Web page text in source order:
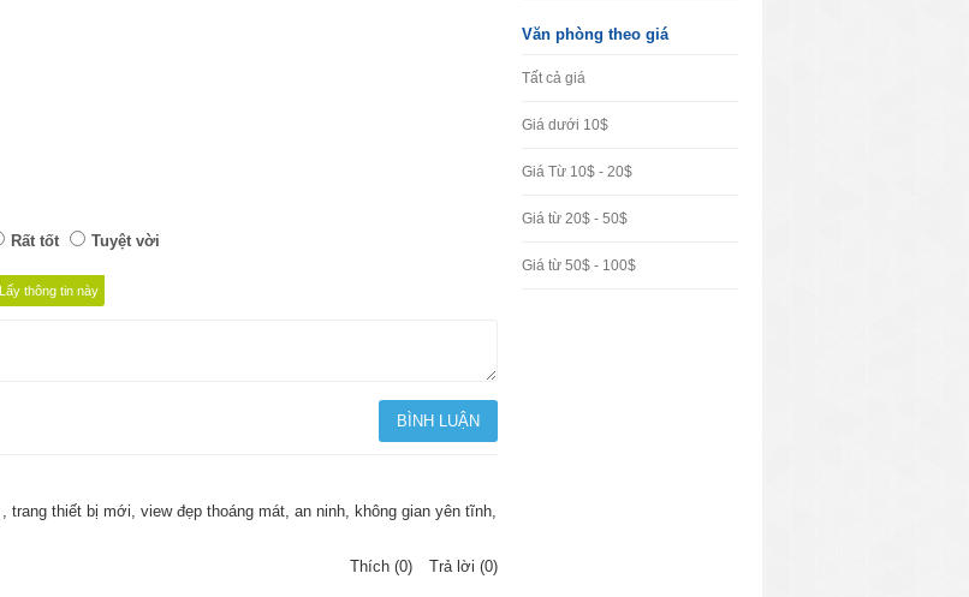
Rất tốt Tuyệt vời
thiết bị mới, view đẹp thoáng mát, an ninh, không gian yên tĩnh,
Thích (0)
Trả lời (0)
Văn phòng theo giá
Tất cả giá
Giá dưới 10$
Giá Từ 10$ - 20$
Giá từ 20$ - 50$
Giá từ 50$ - 100$